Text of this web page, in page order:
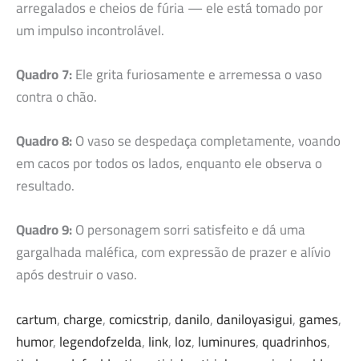
arregalados e cheios de fúria — ele está tomado por
um impulso incontrolável.
Quadro 7:Ele grita furiosamente e arremessa o vaso
contra o chão.
Quadro 8:O vaso se despedaça completamente, voando
em cacos por todos os lados, enquanto ele observa o
resultado.
Quadro 9:O personagem sorri satisfeito e dá uma
gargalhada maléfica, com expressão de prazer e alívio
após destruir o vaso.
cartum, charge, comicstrip, danilo, daniloyasigui, games
humor, legendofzelda, link, loz, luminures, quadrinhos